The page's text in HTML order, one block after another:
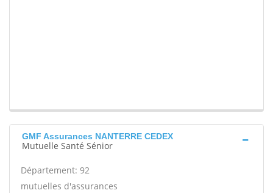
GMF Assurances NANTERRE CEDEX
Mutuelle Santé Sénior
Département: 92
mutuelles d'assurances